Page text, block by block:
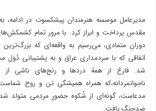
مدیرعامل موسسه هنرمندان پیشکسوت در ادامه،
مقدس پرداخت و ابراز کرد: با مرور تمام
دوران متمادی، می‌رسیم به واقعه‌ای که
اتفاقی که با سردمداری عراق و به پشتیبانی دُوَل
شد. فارغ از همۀ دردها و رنج‌های ناشی از
ناجوانمردانه،که همراه همیشگی تن و روح
مدعاست، گونه‌ای از شُکوه حضورِ مردمی متولد
ضدِجنگ یافت.